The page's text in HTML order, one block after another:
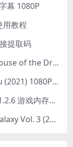
幕 1080P
教程
提取码
HBO 权力的游戏前传 龙之家族 House of the Dragon (2022) 中字 1080P 更新4集
迪拜的女孩 Dziewczyny z Dubaju (2021) 1080P 中字
IOS 越狱软件iMemScan version1.2.6 游戏内存修改器
银河护卫队3 Guardians of the Galaxy Vol. 3 (2023)4K高清资源1080p只分享精品